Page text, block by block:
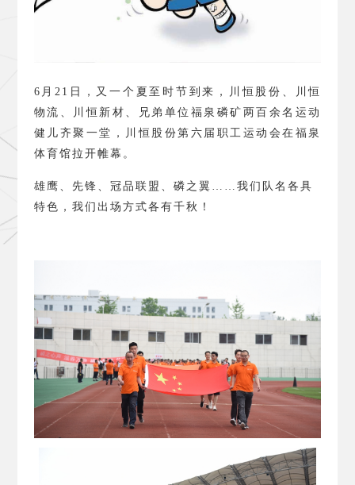
6 月 21 日，又一个夏至时节到来，川恒股份、川恒
物流、川恒新材、兄弟单位福泉磷矿两百余名运动
健儿齐聚一堂，川恒股份第六届职工运动会在福泉
体育馆拉开帷幕。
雄鹰、先锋、冠品联盟、磷之翼……我们队名各具
特色，我们出场方式各有千秋！